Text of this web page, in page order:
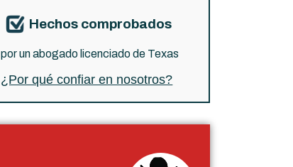
Hechos comprobados
por un abogado licenciado de Texas
¿Por qué confiar en nosotros?